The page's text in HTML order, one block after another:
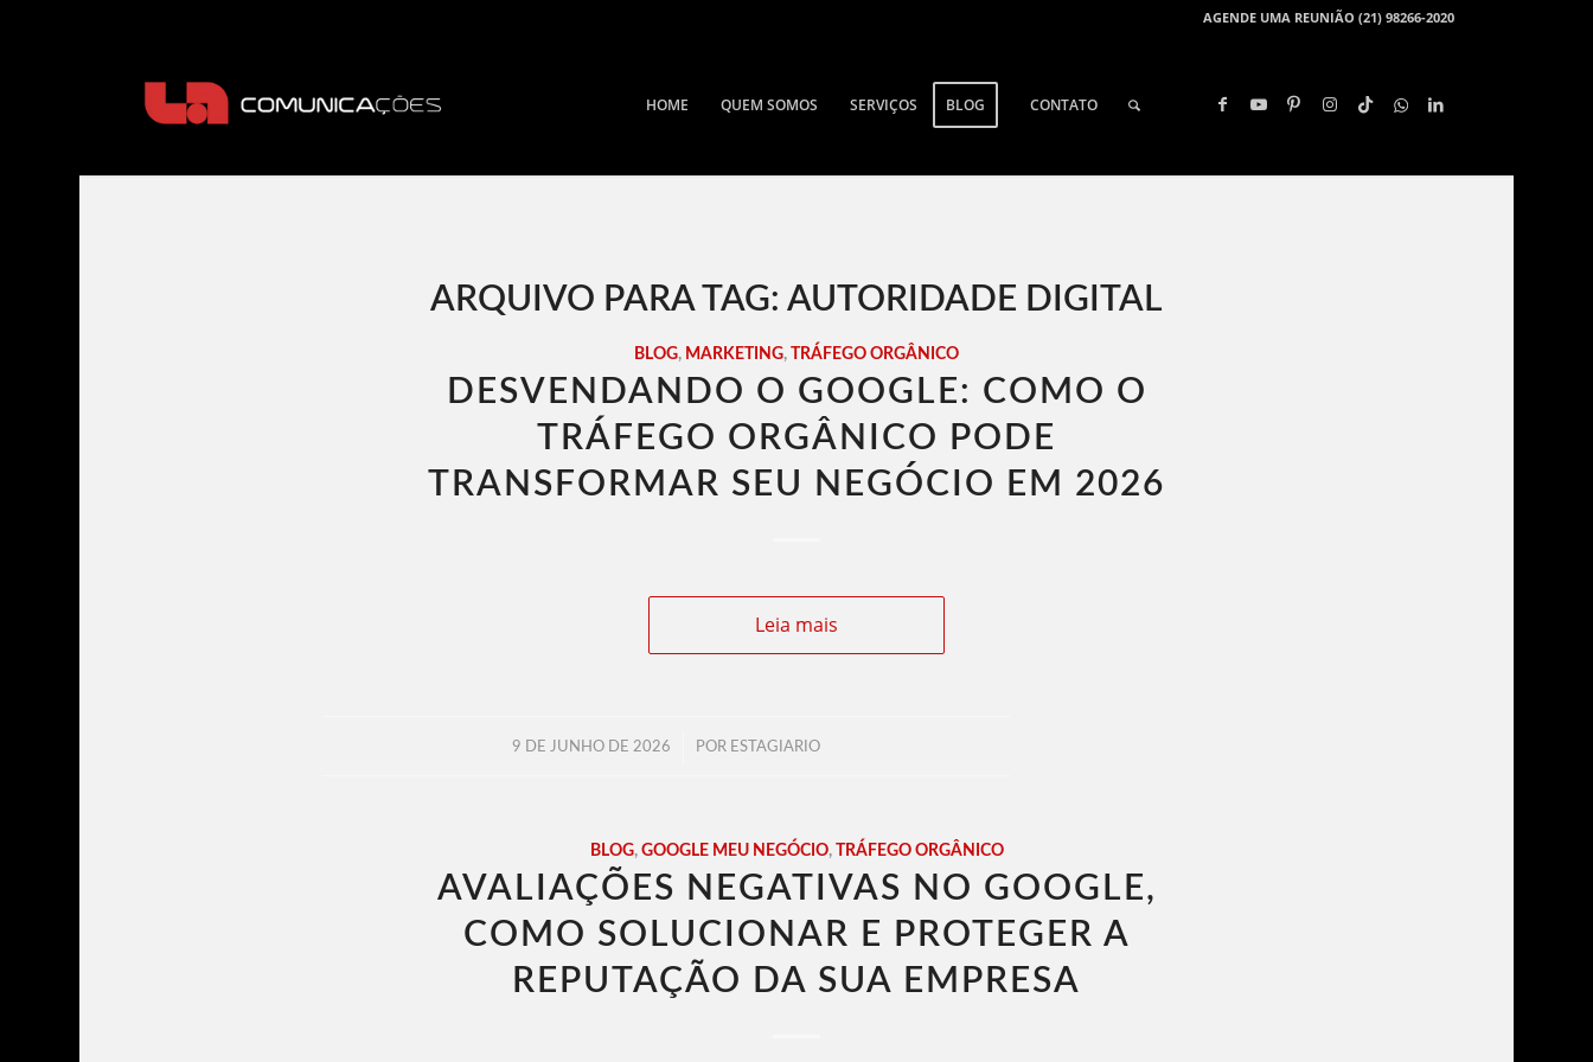
AGENDE UMA REUNIÃO (21) 98266-2020
HOME QUEM SOMOS SERVIÇOS BLOG CONTATO
ARQUIVO PARA TAG: AUTORIDADE DIGITAL
BLOG, MARKETING, TRÁFEGO ORGÂNICO
DESVENDANDO O GOOGLE: COMO O
TRÁFEGO ORGÂNICO PODE
TRANSFORMAR SEU NEGÓCIO EM 2026
Leia mais
9 DE JUNHO DE 2026
/ POR ESTAGIARIO
BLOG, GOOGLE MEU NEGÓCIO, TRÁFEGO ORGÂNICO
AVALIAÇÕES NEGATIVAS NO GOOGLE,
COMO SOLUCIONAR E PROTEGER A
REPUTAÇÃO DA SUA EMPRESA